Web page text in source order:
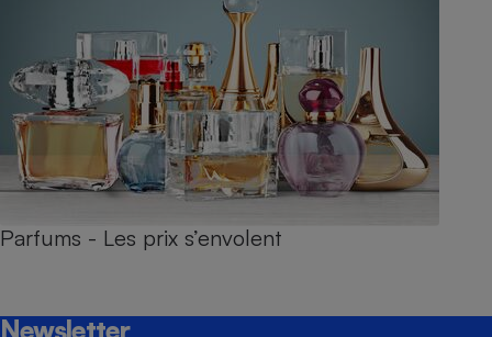
Parfums - Les prix s’envolent
Newsletter